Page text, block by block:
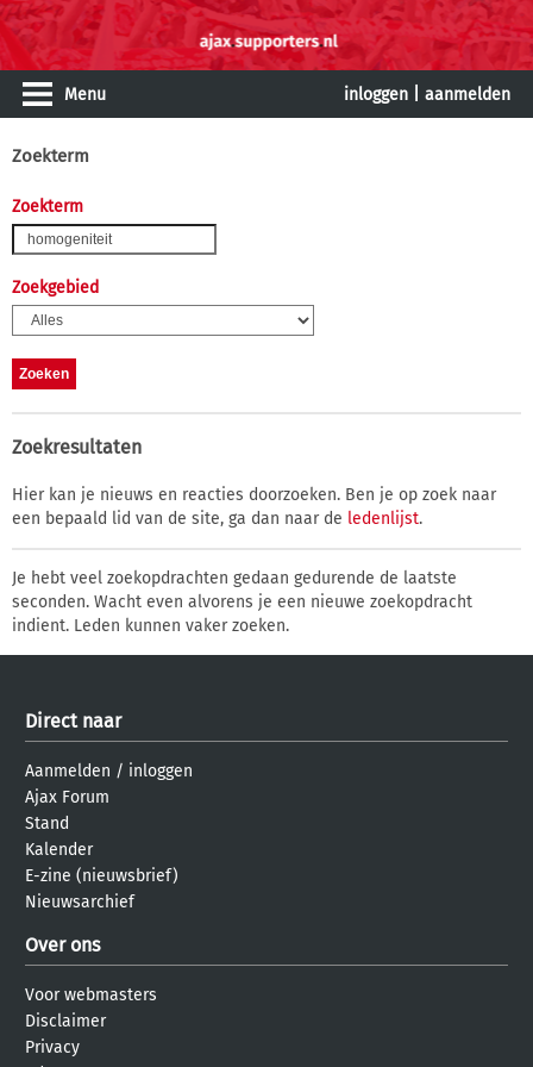
Menu inloggen aanmelden
Zoekterm
Zoekterm
Zoekgebied
Zoekresultaten
Hier kan je nieuws en reacties doorzoeken. Ben je op zoek naar
een bepaald lid van de site, ga dan naar de ledenlijst.
Je hebt veel zoekopdrachten gedaan gedurende de laatste
seconden. Wacht even alvorens je een nieuwe zoekopdracht
indient. Leden kunnen vaker zoeken.
Direct naar
Aanmelden / inloggen
Ajax Forum
Stand
Kalender
E-zine (nieuwsbrief)
Nieuwsarchief
Over ons
Voor webmasters
Disclaimer
Privacy